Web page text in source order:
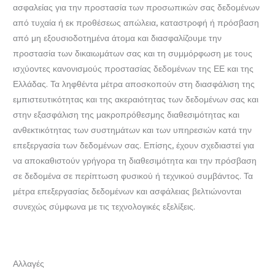
ασφαλείας για την προστασία των προσωπικών σας δεδομένων
από τυχαία ή εκ προθέσεως απώλεια, καταστροφή ή πρόσβαση
από μη εξουσιοδοτημένα άτομα και διασφαλίζουμε την
προστασία των δικαιωμάτων σας και τη συμμόρφωση με τους
ισχύοντες κανονισμούς προστασίας δεδομένων της ΕΕ και της
Ελλάδας. Τα ληφθέντα μέτρα αποσκοπούν στη διασφάλιση της
εμπιστευτικότητας και της ακεραιότητας των δεδομένων σας και
στην εξασφάλιση της μακροπρόθεσμης διαθεσιμότητας και
ανθεκτικότητας των συστημάτων και των υπηρεσιών κατά την
επεξεργασία των δεδομένων σας. Επίσης, έχουν σχεδιαστεί για
να αποκαθιστούν γρήγορα τη διαθεσιμότητα και την πρόσβαση
σε δεδομένα σε περίπτωση φυσικού ή τεχνικού συμβάντος. Τα
μέτρα επεξεργασίας δεδομένων και ασφάλειας βελτιώνονται
συνεχώς σύμφωνα με τις τεχνολογικές εξελίξεις.
Αλλαγές